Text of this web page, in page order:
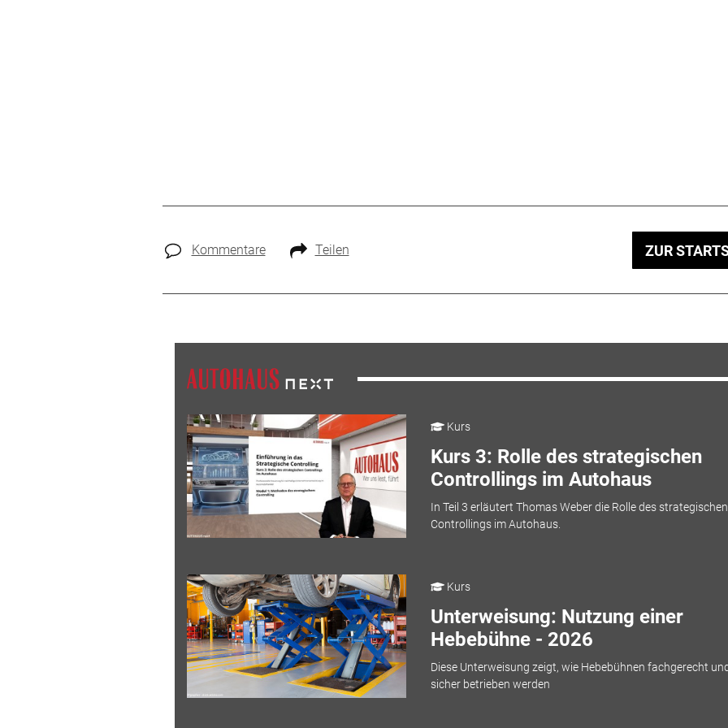
Kommentare Teilen ZUR
Kurs
Kurs 3: Rolle des strategischen
Controllings im Autohaus
In Teil 3 erläutert Thomas Weber die Rolle des strategischen
Controllings im Autohaus.
Kurs
Unterweisung: Nutzung einer
Hebebühne - 2026
Diese Unterweisung zeigt, wie Hebebühnen fachgerecht
sicher betrieben werden